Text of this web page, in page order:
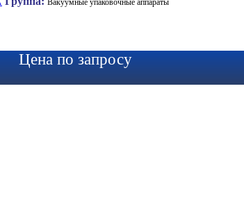
Вакуумные упаковочные аппараты
Цена по запросу